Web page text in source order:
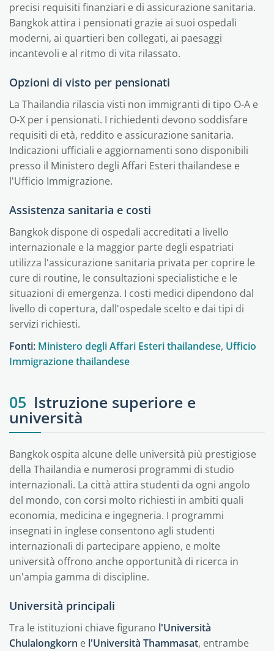
precisi requisiti finanziari e di assicurazione sanitaria.
Bangkok attira i pensionati grazie ai suoi ospedali
moderni, ai quartieri ben collegati, ai paesaggi
incantevoli e al ritmo di vita rilassato.
Opzioni di visto per pensionati
La Thailandia rilascia visti non immigranti di tipo O-A e
O-X per i pensionati. I richiedenti devono soddisfare
requisiti di età, reddito e assicurazione sanitaria.
Indicazioni ufficiali e aggiornamenti sono disponibili
presso il Ministero degli Affari Esteri thailandese e
l'Ufficio Immigrazione.
Assistenza sanitaria e costi
Bangkok dispone di ospedali accreditati a livello
internazionale e la maggior parte degli espatriati
utilizza l'assicurazione sanitaria privata per coprire le
cure di routine, le consultazioni specialistiche e le
situazioni di emergenza. I costi medici dipendono dal
livello di copertura, dall'ospedale scelto e dai tipi di
servizi richiesti.
Fonti: Ministero degli Affari Esteri thailandese, Ufficio
Immigrazione thailandese
05 Istruzione superiore e
università
Bangkok ospita alcune delle università più prestigiose
della Thailandia e numerosi programmi di studio
internazionali. La città attira studenti da ogni angolo
del mondo, con corsi molto richiesti in ambiti quali
economia, medicina e ingegneria. I programmi
insegnati in inglese consentono agli studenti
internazionali di partecipare appieno, e molte
università offrono anche opportunità di ricerca in
un'ampia gamma di discipline.
Università principali
Tra le istituzioni chiave figurano l'Università
Chulalongkorn e l'Università Thammasat, entrambe